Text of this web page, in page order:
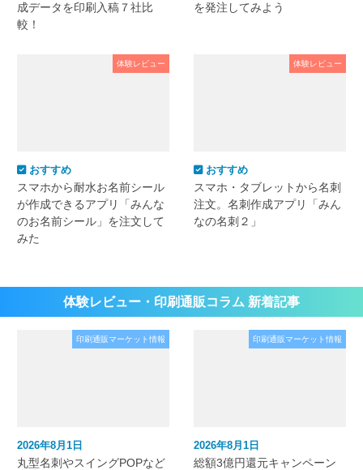
成データを印刷入稿７社比
較！
を発注してみよう
体験レビュー
おすすめ
スマホから耐水お名前シール
が作成できるアプリ「みんな
のお名前シール」を注文して
みた
体験レビュー
おすすめ
スマホ・タブレットから名刺
注文。名刺作成アプリ「みん
なの名刺２」
体験レビュー・印刷通販コラム 新着記事
印刷通販マーケット情報
2026年8月1日
丸型名刺やスイングPOPなど
印刷通販マーケット情報
2026年8月1日
総額3億円還元キャンペーン